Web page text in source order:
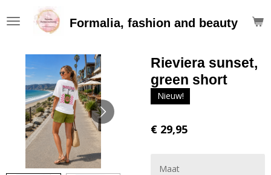
direct
hoofdinhoud
Formalia, fashion and beauty
Rieviera sunset,
green short
Nieuw!
€ 29,95
Maat